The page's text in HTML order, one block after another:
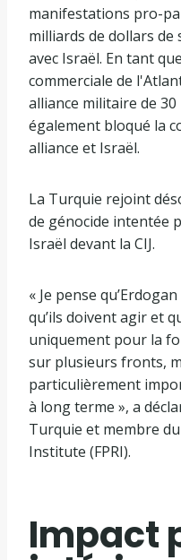
manifestations pro-
milliards de dollars de
avec Israël. En tant
commerciale de
alliance militaire de
également bloqué la
alliance et Israël.
La Turquie rejoint
de génocide intentée
Israël devant la CIJ.
« Je pense
qu’ils doivent agir et
uniquement pour la
sur plusieurs fronts,
particulièrement
à long terme », a
Turquie et membre
Institute (FPRI).
Impact